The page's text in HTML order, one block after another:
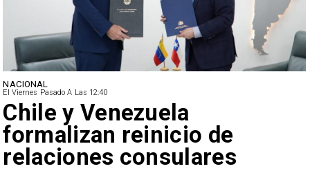
NACIONAL
El Viernes Pasado A Las 12:40
Feriantes rechazan dichos
de Camila Flores sobre
Fabiola Campillai